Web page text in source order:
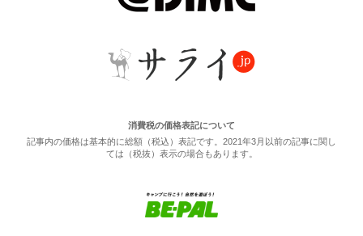
消費税の価格表記について
記事内の価格は基本的に総額（税込）表記です。2021年3月以前の記事に関し
ては（税抜）表示の場合もあります。